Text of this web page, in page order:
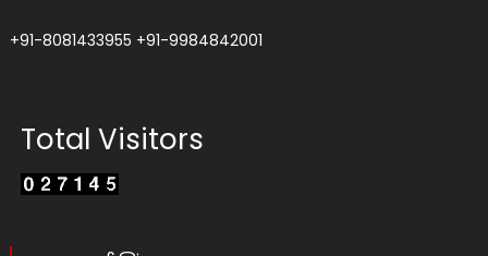
+91-8081433955 +91-9984842001
Total Visitors